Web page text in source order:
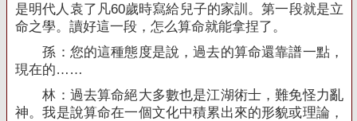
是明代人袁了凡60歲時寫給兒子的家訓。第一段就是立
命之學。讀好這一段，怎么算命就能拿捏了。
孫：您的這種態度是說，過去的算命還靠譜一點，
現在的……
林：過去算命絕大多數也是江湖術士，難免怪力亂
神。我是說算命在一個文化中積累出來的形貌或理論，